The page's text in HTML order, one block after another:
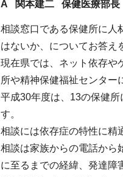
A 関本建二 保健医療部長
相談窓口である保健所に人
はないか、についてお答え
現在県では、ネット依存や
所や精神保健福祉センター
平成30年度は、13の保健
す。
相談には依存症の特性に精
相談は家族からの電話から
に至るまでの経緯、発達障